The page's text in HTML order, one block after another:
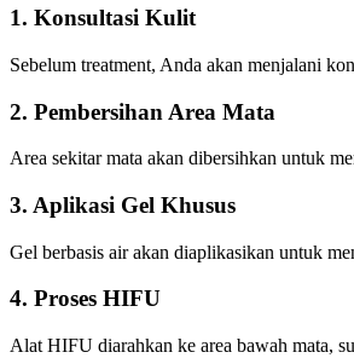
1. Konsultasi Kulit
Sebelum treatment, Anda akan menjalani
2. Pembersihan Area Mata
Area sekitar mata akan dibersihkan untuk
3. Aplikasi Gel Khusus
Gel berbasis air akan diaplikasikan untuk
4. Proses HIFU
Alat HIFU diarahkan ke area bawah mata,